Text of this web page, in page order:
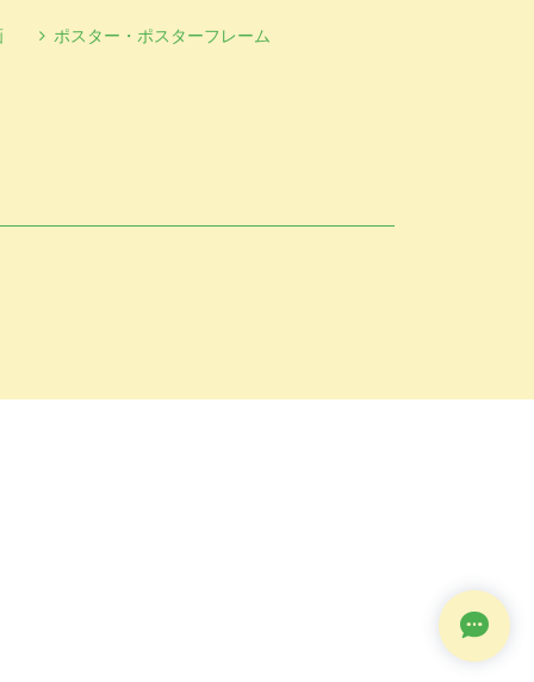
ポスター・ポスターフレーム